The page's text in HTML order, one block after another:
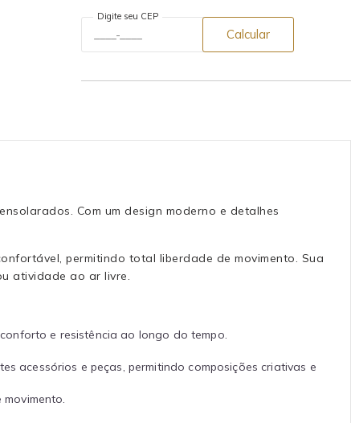
Digite seu CEP
Calcular
Com um design moderno e detalhes
permitindo total liberdade de movimento. Sua
atividade ao ar livre.
e resistência ao longo do tempo.
acessórios e peças, permitindo composições criativas e